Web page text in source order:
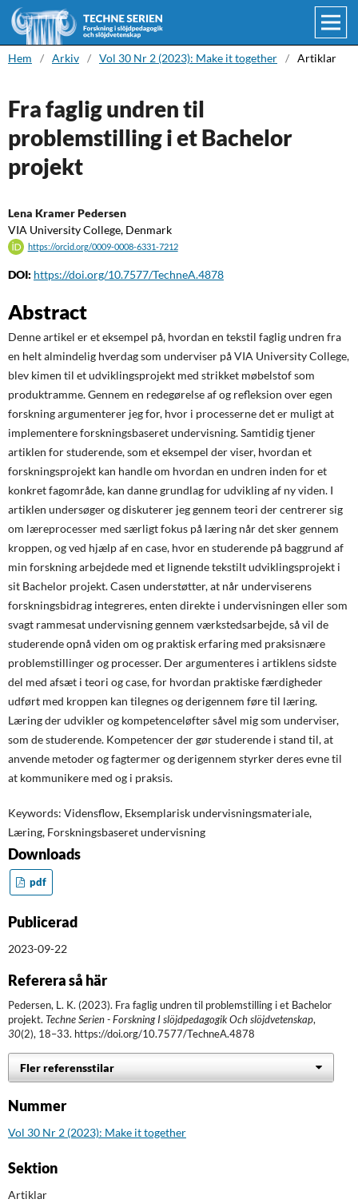
Hem / Arkiv / Vol 30 Nr 2 (2023): Make it together / Artiklar
Fra faglig undren til
problemstilling i et Bachelor
projekt
Lena Kramer Pedersen
VIA University College, Denmark
https://orcid.org/0009-0008-6331-7212
DOI: https://doi.org/10.7577/TechneA.4878
Abstract
Denne artikel er et eksempel på, hvordan en tekstil faglig undren fra
en helt almindelig hverdag som underviser på VIA University College,
blev kimen til et udviklingsprojekt med strikket møbelstof som
produktramme. Gennem en redegørelse af og refleksion over egen
forskning argumenterer jeg for, hvor i processerne det er muligt at
implementere forskningsbaseret undervisning. Samtidig tjener
artiklen for studerende, som et eksempel der viser, hvordan et
forskningsprojekt kan handle om hvordan en undren inden for et
konkret fagområde, kan danne grundlag for udvikling af ny viden. I
artiklen undersøger og diskuterer jeg gennem teori der centrerer sig
om læreprocesser med særligt fokus på læring når det sker gennem
kroppen, og ved hjælp af en case, hvor en studerende på baggrund af
min forskning arbejdede med et lignende tekstilt udviklingsprojekt i
sit Bachelor projekt. Casen understøtter, at når underviserens
forskningsbidrag integreres, enten direkte i undervisningen eller som
svagt rammesat undervisning gennem værkstedsarbejde, så vil de
studerende opnå viden om og praktisk erfaring med praksisnære
problemstillinger og processer. Der argumenteres i artiklens sidste
del med afsæt i teori og case, for hvordan praktiske færdigheder
udført med kroppen kan tilegnes og derigennem føre til læring.
Læring der udvikler og kompetenceløfter såvel mig som underviser,
som de studerende. Kompetencer der gør studerende i stand til, at
anvende metoder og fagtermer og derigennem styrker deres evne til
at kommunikere med og i praksis.
Keywords: Vidensflow, Eksemplarisk undervisningsmateriale,
Læring, Forskningsbaseret undervisning
Downloads
pdf
Publicerad
2023-09-22
Referera så här
Pedersen, L. K. (2023). Fra faglig undren til problemstilling i et Bachelor
projekt. Techne Serien - Forskning I slöjdpedagogik Och slöjdvetenskap,
30(2), 18–33. https://doi.org/10.7577/TechneA.4878
Fler referensstilar
Nummer
Vol 30 Nr 2 (2023): Make it together
Sektion
Artiklar